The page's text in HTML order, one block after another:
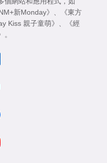
NM+新Monday》
《東方
Kiss 親子童萌》
《經
。